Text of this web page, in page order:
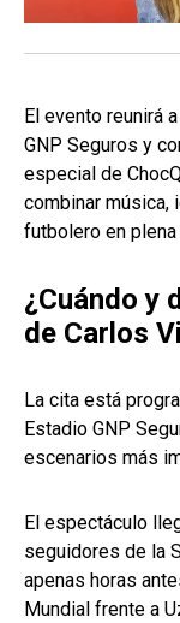
El evento reunirá
GNP Seguros y
especial de
combinar música,
futbolero en
¿Cuándo y
de Carlos
La cita está
Estadio GNP
escenarios más
El espectáculo
seguidores de la
apenas horas
Mundial frente a